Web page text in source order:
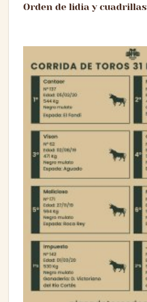
Orden de lidia y cuadrillas